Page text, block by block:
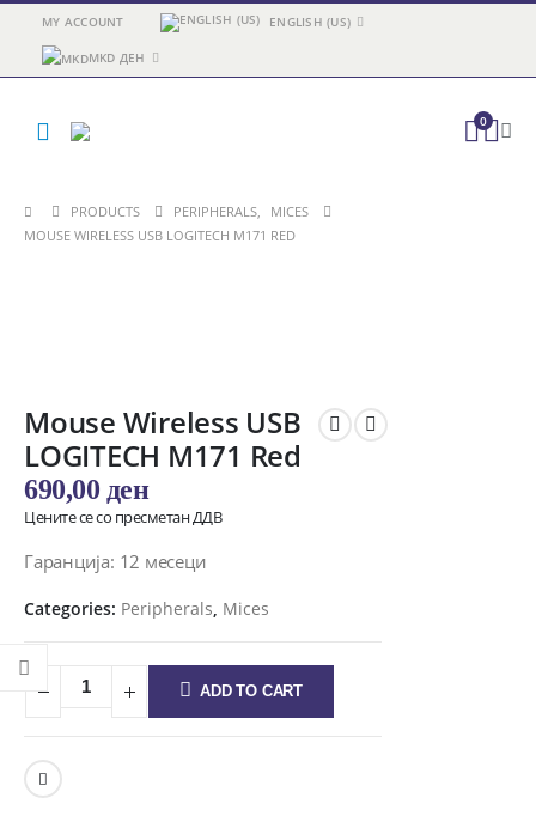
MY ACCOUNT ENGLISH (US)
MKD ДЕН
0
PRODUCTS PERIPHERALS,
MICES
MOUSE WIRELESS USB LOGITECH M171 RED
Mouse Wireless USB
LOGITECH M171 Red
690,00 ден
Цените се со пресметан ДДВ
Гаранција: 12 месеци
Categories: Peripherals, Mices
ADD TO CART